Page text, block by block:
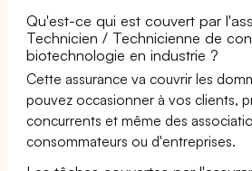
Qu'est-ce qui est couvert par
Technicien / Technicienne de
biotechnologie en industrie ?
Cette assurance va couvrir les
pouvez occasionner à vos clients,
concurrents et même des
consommateurs ou d'entreprises.